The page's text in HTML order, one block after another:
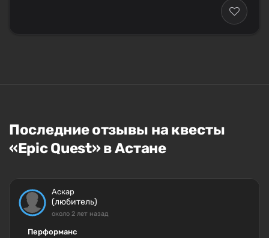
Последние отзывы на квесты
«Epic Quest» в Астане
Аскар
(любитель)
около 2 лет назад
Перформанс